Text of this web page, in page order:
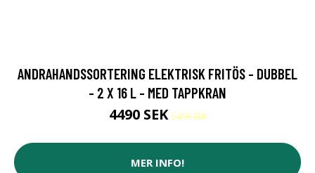
ANDRAHANDSSORTERING ELEKTRISK FRITÖS - DUBBEL
- 2 X 16 L - MED TAPPKRAN
4490 SEK5499 SEK
MER INFO!